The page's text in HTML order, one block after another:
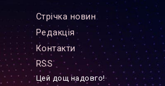
Стрiчка новин
Редакцiя
Контакти
RSS
Цей дощ надовго!